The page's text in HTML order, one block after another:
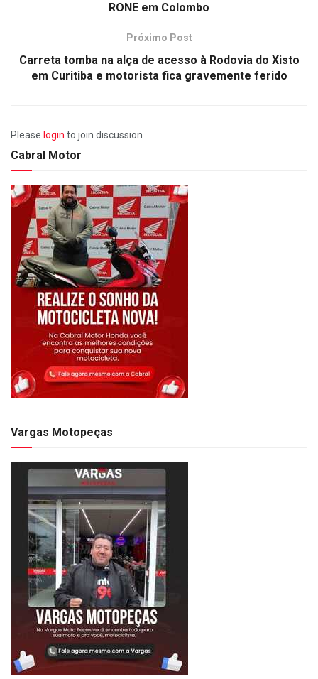
RONE em Colombo
Próximo Post
Carreta tomba na alça de acesso à Rodovia do Xisto
em Curitiba e motorista fica gravemente ferido
Please login to join discussion
Cabral Motor
Vargas Motopeças